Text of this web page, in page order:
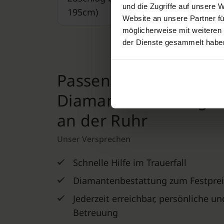
und die Zugriffe auf unsere
Website an unsere Partner
möglicherweise mit
der Dienste gesammelt
195cm)
Passende Angebote
Diamantbestattung
an der Ruhr
Unser Versprechen
Schnelle Hilfe im Trauerfall
Diamantenbestattung zum
Jederzeit erreichbar, persönliche
Betreuung